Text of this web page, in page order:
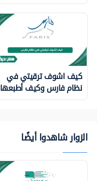
كيف اشوف ترقيتي في
نظام فارس وكيف أطبعها
الزوار شاهدوا أيضًا